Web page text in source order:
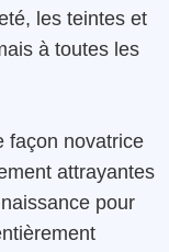
les teintes et
à toutes les
façon novatrice
attrayantes
pour